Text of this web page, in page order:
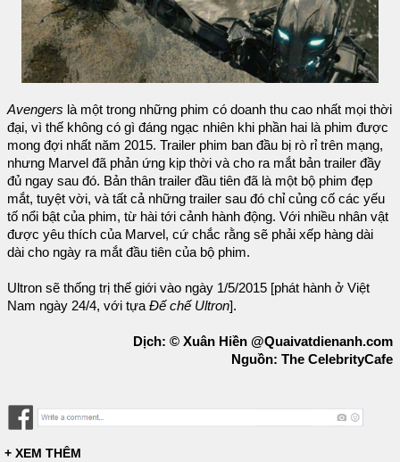
Avengers là một trong những phim có doanh thu cao nhất mọi thời
đại, vì thế không có gì đáng ngạc nhiên khi phần hai là phim được
mong đợi nhất năm 2015. Trailer phim ban đầu bị rò rỉ trên mạng,
nhưng Marvel đã phản ứng kịp thời và cho ra mắt bản trailer đầy
đủ ngay sau đó. Bản thân trailer đầu tiên đã là một bộ phim đẹp
mắt, tuyệt vời, và tất cả những trailer sau đó chỉ củng cố các yếu
tố nổi bật của phim, từ hài tới cảnh hành động. Với nhiều nhân vật
được yêu thích của Marvel, cứ chắc rằng sẽ phải xếp hàng dài
dài cho ngày ra mắt đầu tiên của bộ phim.
Ultron sẽ thống trị thế giới vào ngày 1/5/2015 [phát hành ở Việt
Nam ngày 24/4, với tựa Đế chế Ultron].
Dịch: © Xuân Hiền @Quaivatdienanh.com
Nguồn: The CelebrityCafe
+ XEM THÊM